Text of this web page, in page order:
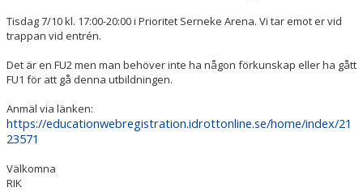
Tisdag 7/10 kl. 17:00-20:00 i Prioritet Serneke Arena. Vi tar emot er vid
trappan vid entrén.
Det är en FU2 men man behöver inte ha någon förkunskap eller ha gått
FU1 för att gå denna utbildningen.
Anmäl via länken:
https://educationwebregistration.idrottonline.se/home/index/21
23571
Välkomna
RIK